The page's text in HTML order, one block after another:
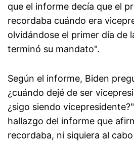
que el informe decía que el
recordaba cuándo era
olvidándose el primer día de
terminó su mandato".
Según el informe, Biden
¿cuándo dejé de ser
¿sigo siendo
hallazgo del informe que
recordaba, ni siquiera al